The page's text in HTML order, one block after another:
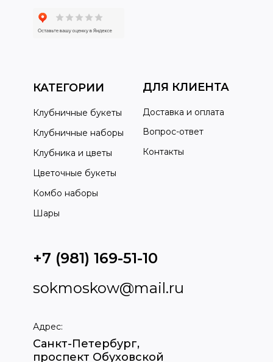
КАТЕГОРИИ ДЛЯ КЛИЕНТА
Клубничные букеты
Доставка и оплата
Вопрос-ответ
Контакты
Клубничные наборы
Клубника и цветы
Цветочные букеты
Комбо наборы
Шары
+7 (981) 169-51-10
sokmoskow@mail.ru
Адрес:
Санкт-Петербург,
проспект Обуховской